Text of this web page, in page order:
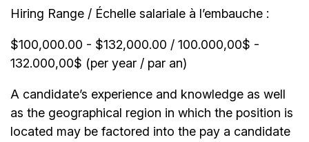
Hiring Range / Échelle salariale à l’embauche :
$100,000.00 - $132,000.00 / 100.000,00$ -
132.000,00$ (per year / par an)
A candidate’s experience and knowledge as well
as the geographical region in which the position is
located may be factored into the pay a candidate